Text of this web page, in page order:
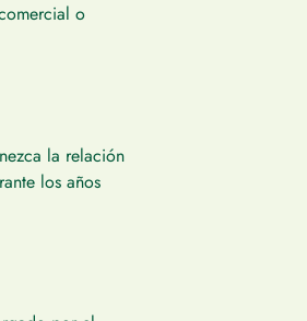
o
la relación
los años